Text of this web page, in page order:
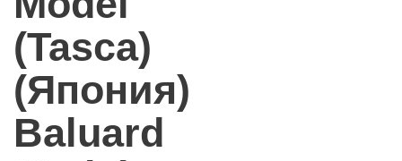
(Tasca)
(Япония)
Baluard